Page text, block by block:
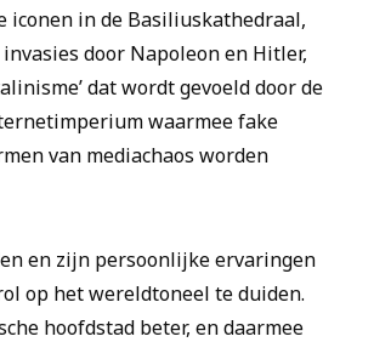
iconen in de Basiliuskathedraal,
door Napoleon en Hitler,
dat wordt gevoeld door de
waarmee fake
van mediachaos worden
en zijn persoonlijke ervaringen
op het wereldtoneel te duiden.
hoofdstad beter, en daarmee